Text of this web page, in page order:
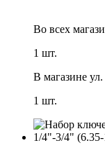
Во всех
1 шт.
В магазине
1 шт.